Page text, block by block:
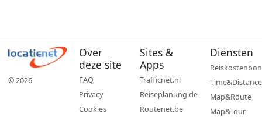
© 2026
Over
deze site
FAQ
Privacy
Cookies
Sites &
Apps
Trafficnet.nl
Reiseplanung.de
Routenet.be
Diensten
Reiskostenbon
Time&Distance
Map&Route
Map&Tour